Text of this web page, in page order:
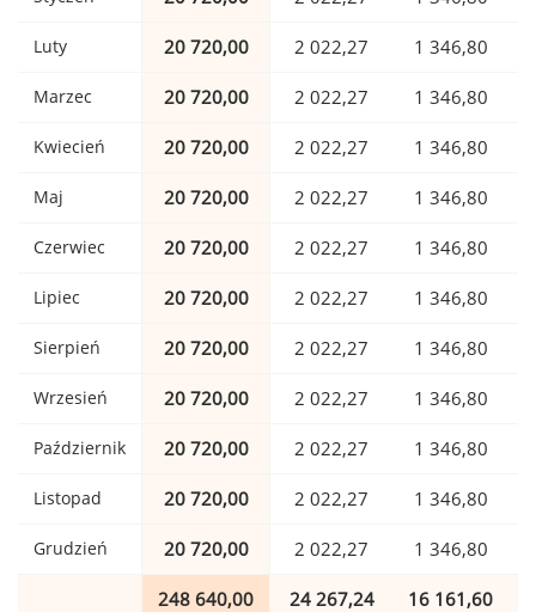
Luty 20 720,00 2 022,27 1 346,80
Marzec 20 720,00 2 022,27 1 346,80
Kwiecień 20 720,00 2 022,27 1 346,80
Maj 20 720,00 2 022,27 1 346,80
Czerwiec 20 720,00 2 022,27 1 346,80
Lipiec 20 720,00 2 022,27 1 346,80
Sierpień 20 720,00 2 022,27 1 346,80
Wrzesień 20 720,00 2 022,27 1 346,80
Październik 20 720,00 2 022,27 1 346,80
Listopad 20 720,00 2 022,27 1 346,80
Grudzień 20 720,00 2 022,27 1 346,80
248 640,00 24 267,24 16 161,60